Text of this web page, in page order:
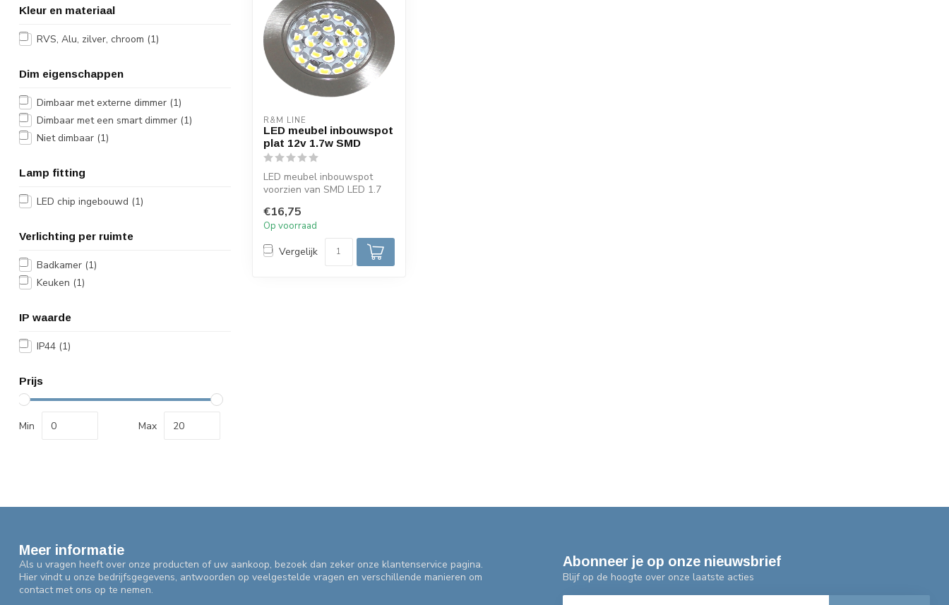
Kleur en materiaal
RVS, Alu, zilver, chroom (1)
Dim eigenschappen
Dimbaar met externe dimmer (1)
Dimbaar met een smart dimmer (1)
Niet dimbaar (1)
Lamp fitting
LED chip ingebouwd (1)
Verlichting per ruimte
Badkamer (1)
Keuken (1)
IP waarde
IP44 (1)
Prijs
Min Max
R&M LINE
LED meubel inbouwspot
plat 12v 1.7w SMD
LED meubel inbouwspot
voorzien van SMD LED 1.7
wit. De pl...
€16,75
Op voorraad
Vergelijk
Meer informatie
Als u vragen heeft over onze producten of uw aankoop, bezoek dan zeker onze klantenservice pagina.
Hier vindt u onze bedrijfsgegevens, antwoorden op veelgestelde vragen en verschillende manieren om
contact met ons op te nemen.
Abonneer je op onze nieuwsbrief
Blijf op de hoogte over onze laatste acties